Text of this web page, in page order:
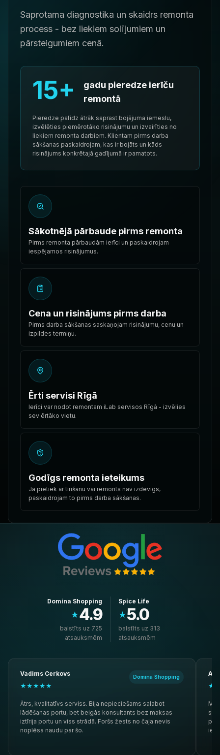
Saprotama diagnostika un skaidrs remonta
process - bez liekiem solījumiem un
pārsteigumiem cenā.
15+
gadu pieredze ierīču
remontā
Pieredze palīdz ātrāk saprast bojājuma iemeslu,
izvēlēties piemērotāko risinājumu un izvairīties no
liekiem remonta darbiem. Klientam pirms darba
sākšanas paskaidrojam, kas ir bojāts un kāds
risinājums konkrētajā gadījumā ir pamatots.
Sākotnējā pārbaude pirms remonta
Pirms remonta pārbaudām ierīci un paskaidrojam
iespējamos risinājumus.
Cena un risinājums pirms darba
Pirms darba sākšanas saskaņojam risinājumu, cenu un
izpildes termiņu.
Ērti servisi Rīgā
Ierīci var nodot remontam iLab servisos Rīgā - izvēlies
sev ērtāko vietu.
Godīgs remonta ieteikums
Ja pietiek ar tīrīšanu vai remonts nav izdevīgs,
paskaidrojam to pirms darba sākšanas.
Domina Shopping
★4.9
balstīts uz 725
atsauksmēm
Spice Life
★5.0
balstīts uz 313
atsauksmēm
Vadims Cerkovs
★★★★★
Domina Shopping
Ātrs, kvalitatīvs serviss. Bija nepieciešams salabot
lādēšanas portu, bet beigās konsultants bez maksas
iztīrija portu un viss strādā. Foršs žests no čaļa nevis
noplēsa naudu par šo.